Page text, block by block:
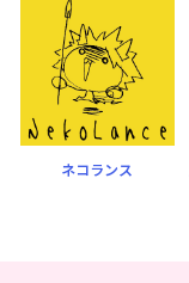
ネコランス